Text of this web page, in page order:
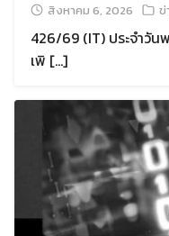
สิงหาคม 6, 2026 ข่
426/69 (IT) ประจำวั
เพิ […]